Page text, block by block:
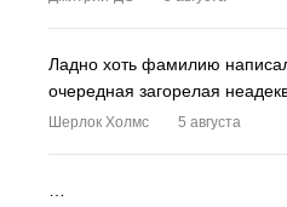
Ладно хоть фамилию
очередная загорелая
Шерлок Холмс 5 августа